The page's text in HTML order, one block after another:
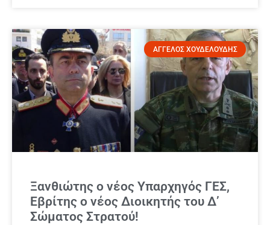
ΑΓΓΕΛΟΣ ΧΟΥΔΕΛΟΥΔΗΣ
Ξανθιώτης ο νέος Υπαρχηγός ΓΕΣ,
Εβρίτης ο νέος Διοικητής του Δ’
Σώματος Στρατού!